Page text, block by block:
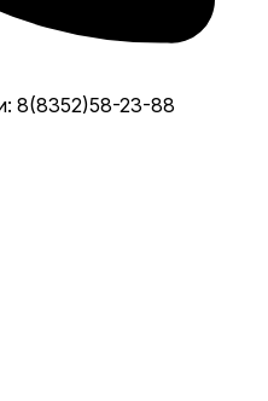
8(8352)58-23-88